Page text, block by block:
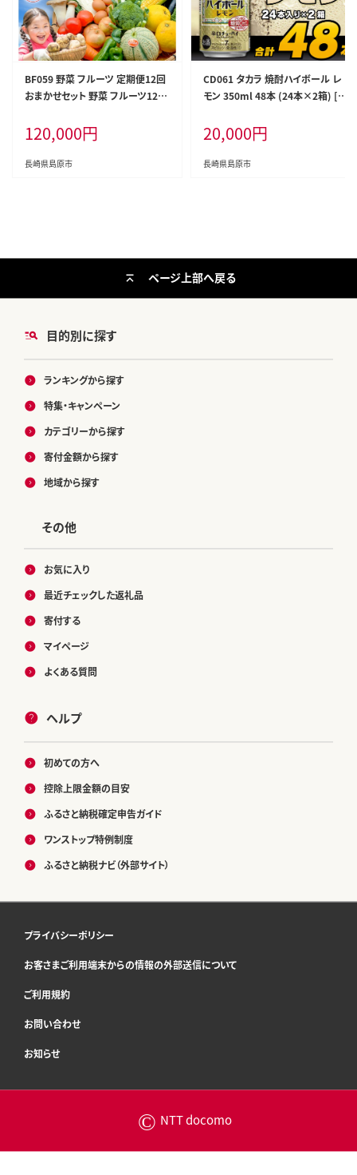
BF059 野菜 フルーツ 定期便12回
おまかせセット 野菜 フルーツ12～
ツ 卵 鶏卵 セット 詰め合わせ 産地
直送 春 夏 秋 冬 フードショップ江
戸屋 長崎県 島原市 ふるさと納税 ]
120,000円
長崎県島原市
CD061 タカラ 焼酎ハイボール レ
モン 350ml 48本 (24本×2箱) [
チューハイ ハイボール れもん 檸
檬 7% 人気 おすすめ ギフト プレゼ
ント ご自宅用 日常使い 普段使い
20,000円
長崎県島原市
目的別に探す
ランキングから探す
特集・キャンペーン
カテゴリーから探す
寄付金額から探す
地域から探す
その他
お気に入り
最近チェックした返礼品
寄付する
マイページ
よくある質問
ヘルプ
初めての方へ
控除上限金額の目安
ふるさと納税確定申告ガイド
ワンストップ特例制度
ふるさと納税ナビ（外部サイト）
ページ上部へ戻る
プライバシーポリシー
お客さまご利用端末からの情報の外部送信について
ご利用規約
お問い合わせ
お知らせ
© NTT docomo